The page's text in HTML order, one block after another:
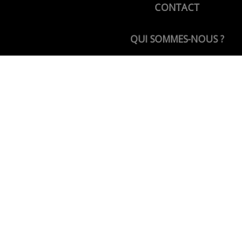
CONTACT
QUI SOMMES-NOUS ?